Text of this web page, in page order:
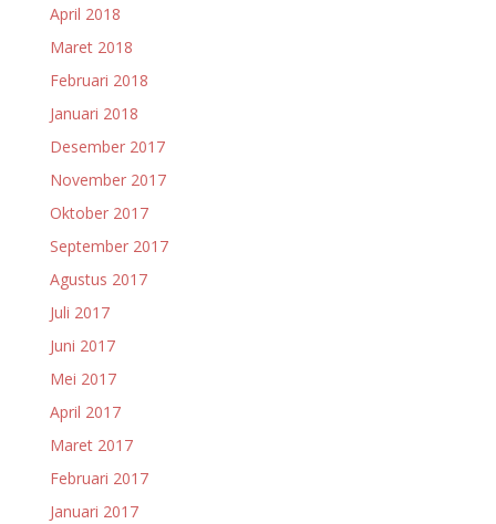
April 2018
Maret 2018
Februari 2018
Januari 2018
Desember 2017
November 2017
Oktober 2017
September 2017
Agustus 2017
Juli 2017
Juni 2017
Mei 2017
April 2017
Maret 2017
Februari 2017
Januari 2017